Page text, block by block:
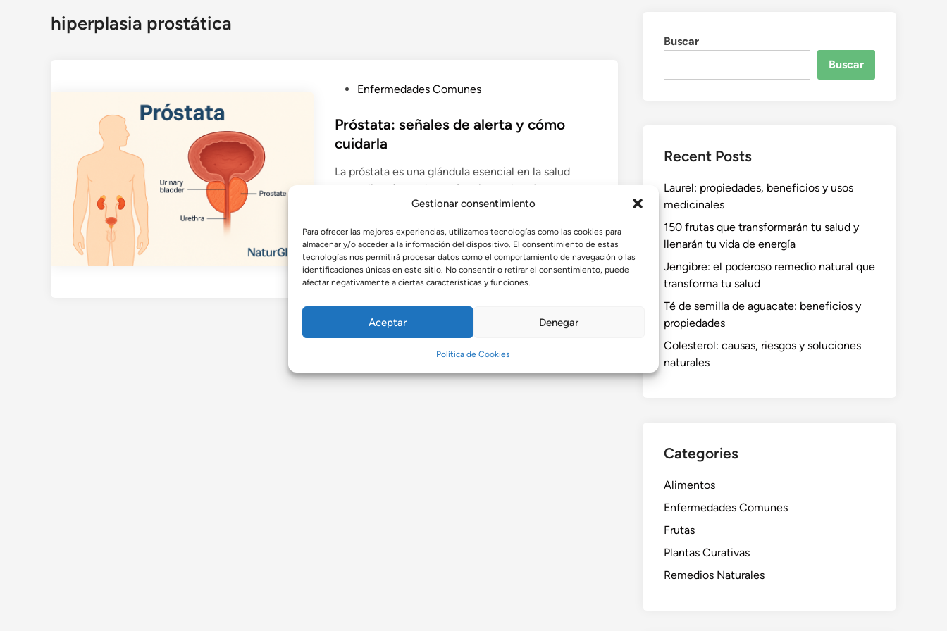
Gestionar consentimiento
Para ofrecer las mejores experiencias, utilizamos tecnologías como las cookies para
almacenar y/o acceder a la información del dispositivo. El consentimiento de estas
tecnologías nos permitirá procesar datos como el comportamiento de navegación o las
identificaciones únicas en este sitio. No consentir o retirar el consentimiento, puede
afectar negativamente a ciertas características y funciones.
Aceptar Denegar
Política de Cookies
hiperplasia prostática
b
l
c
e
n
Enfermedades Comunes
Próstata: señales de alerta y cómo
cuidarla
La próstata es una glándula esencial en la salud
masculina. Aprende sus funciones, los síntomas que
alertan sobre problemas prostáticos y las mejores
enfermedades.
porAdmin • octubre 4, 2025
Buscar
Buscar
Recent Posts
Laurel: propiedades, beneficios y usos
medicinales
150 frutas que transformarán tu salud y
llenarán tu vida de energía
Jengibre: el poderoso remedio natural que
transforma tu salud
Té de semilla de aguacate: beneficios y
propiedades
Colesterol: causas, riesgos y soluciones
naturales
Categories
Alimentos
Enfermedades Comunes
Frutas
Plantas Curativas
Remedios Naturales